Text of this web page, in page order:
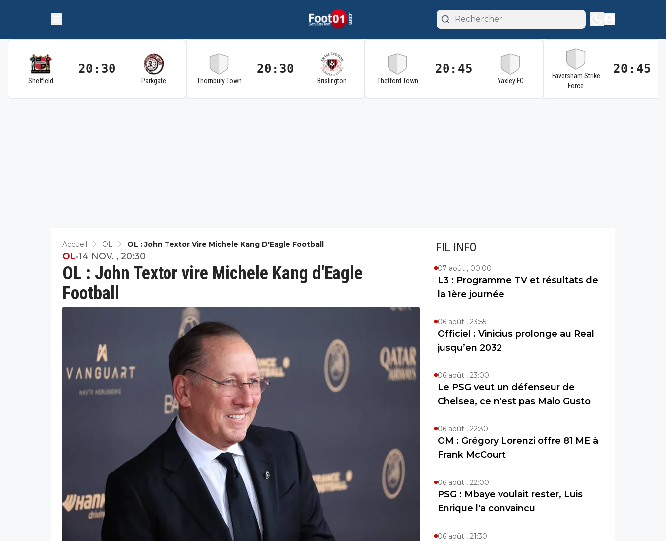
Sheffield
20:30
Parkgate Thornbury Town
20:30
Brislington Thetford Town
20:45
Yaxley FC
Faversham Strike
Force
20:45
Accueil OL OL : John Textor Vire Michele Kang D'Eagle Football
OL : John Textor vire Michele Kang d'Eagle
Football
OL•14 NOV. , 20:30
FIL INFO
07 août , 00:00
L3 : Programme TV et résultats de
la 1ère journée
06 août , 23:55
Officiel : Vinicius prolonge au Real
jusqu’en 2032
06 août , 23:00
Le PSG veut un défenseur de
Chelsea, ce n'est pas Malo Gusto
06 août , 22:30
OM : Grégory Lorenzi offre 81 ME à
Frank McCourt
06 août , 22:00
PSG : Mbaye voulait rester, Luis
Enrique l'a convaincu
06 août , 21:30